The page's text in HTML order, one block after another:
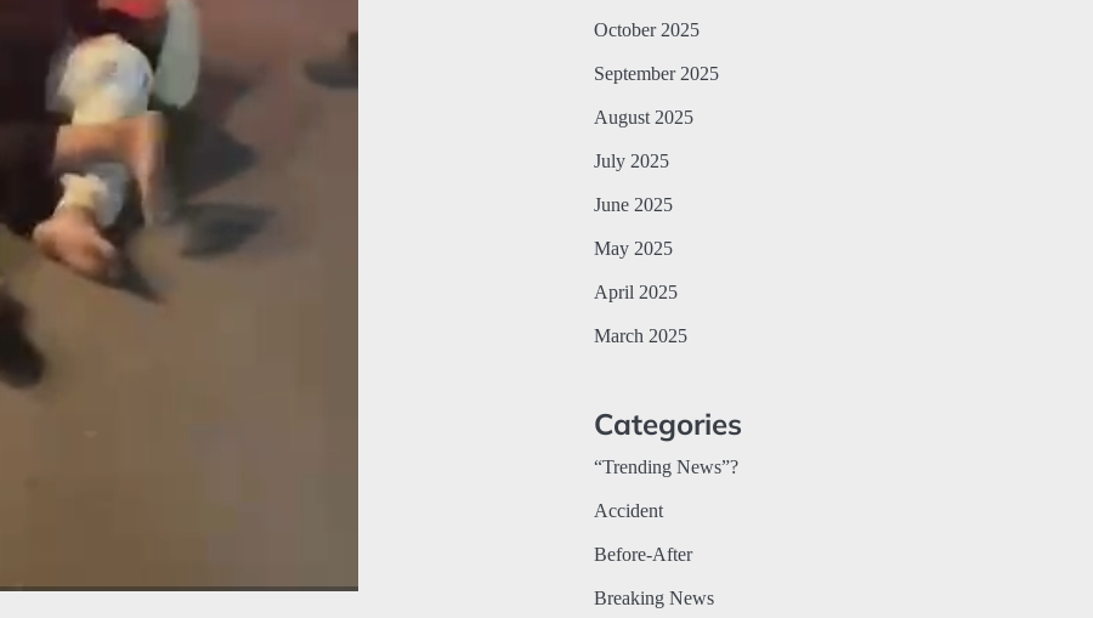
October 2025
September 2025
August 2025
July 2025
June 2025
May 2025
April 2025
March 2025
Categories
“Trending News”?
Accident
Before-After
Breaking News